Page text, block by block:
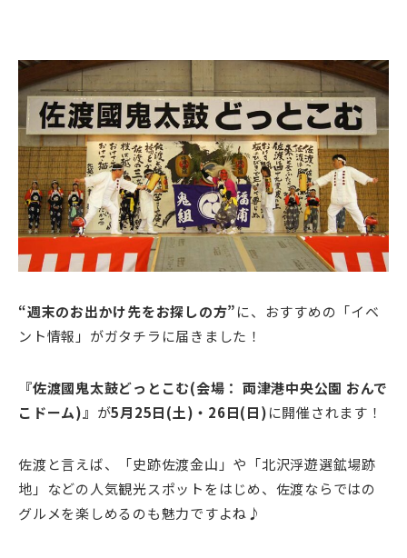
“週末のお出かけ先をお探しの方”に、おすすめの「イベ
ント情報」がガタチラに届きました！
『佐渡國鬼太鼓どっとこむ(会場： 両津港中央公園 おんで
こドーム)』 が5月25日(土)・26日(日)に開催されます！
佐渡と言えば、「史跡佐渡金山」や「北沢浮遊選鉱場跡
地」などの人気観光スポットをはじめ、佐渡ならではの
グルメを楽しめるのも魅力ですよね♪